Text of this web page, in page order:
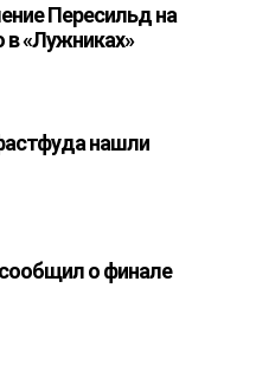
Пересильд на
в «Лужниках»
нашли
о финале